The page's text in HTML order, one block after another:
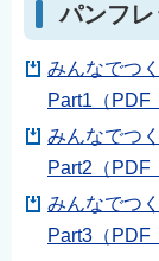
パンフレ
みんなでつ
Part1（PDF
みんなでつ
Part2（PDF
みんなでつ
Part3（PDF